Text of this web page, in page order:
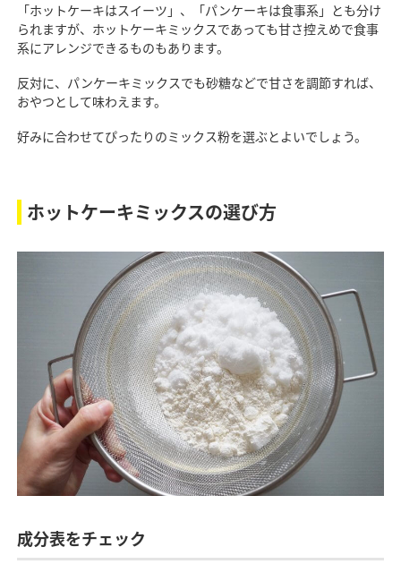
「ホットケーキはスイーツ」、「パンケーキは食事系」とも分け
られますが、ホットケーキミックスであっても甘さ控えめで食事
系にアレンジできるものもあります。
反対に、パンケーキミックスでも砂糖などで甘さを調節すれば、
おやつとして味わえます。
好みに合わせてぴったりのミックス粉を選ぶとよいでしょう。
ホットケーキミックスの選び方
成分表をチェック